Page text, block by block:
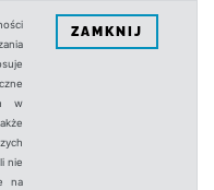
w
nie
na
ZAMKNIJ